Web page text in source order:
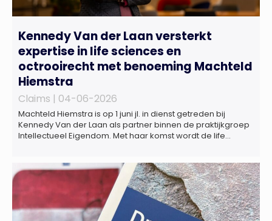
Kennedy Van der Laan versterkt
expertise in life sciences en
octrooirecht met benoeming Machteld
Hiemstra
Claims | 04-06-2026
Machteld Hiemstra is op 1 juni jl. in dienst getreden bij
Kennedy Van der Laan als partner binnen de praktijkgroep
Intellectueel Eigendom. Met haar komst wordt de life
gespecialiseerd in nationale en internationale wet- en
regelgeving relevant voor de life sciences sector en de […]